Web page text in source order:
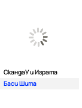
СкандаУ и Играта
Баси Шита